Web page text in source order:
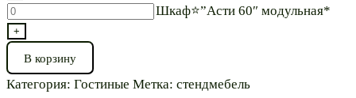
40″
модульная*
Количество
товара
Шкаф⭐”Асти
60″
модульная*
+
Шкаф⭐”Асти 60″ модульная*
В корзину
Категория: Гостиные Метка: стендмебель